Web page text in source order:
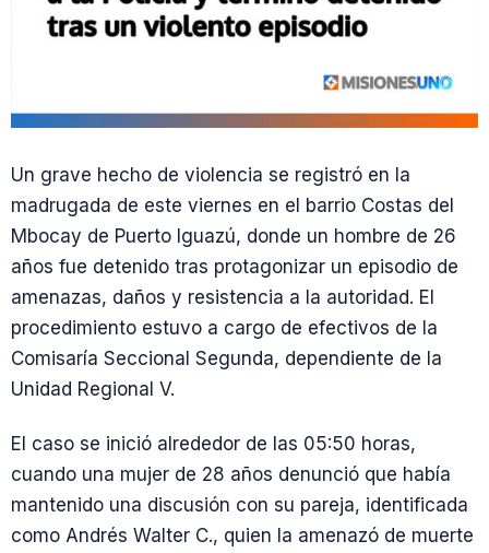
Un grave hecho de violencia se registró en la
madrugada de este viernes en el barrio Costas del
Mbocay de Puerto Iguazú, donde un hombre de 26
años fue detenido tras protagonizar un episodio de
amenazas, daños y resistencia a la autoridad. El
procedimiento estuvo a cargo de efectivos de la
Comisaría Seccional Segunda, dependiente de la
Unidad Regional V.
El caso se inició alrededor de las 05:50 horas,
cuando una mujer de 28 años denunció que había
mantenido una discusión con su pareja, identificada
como Andrés Walter C., quien la amenazó de muerte